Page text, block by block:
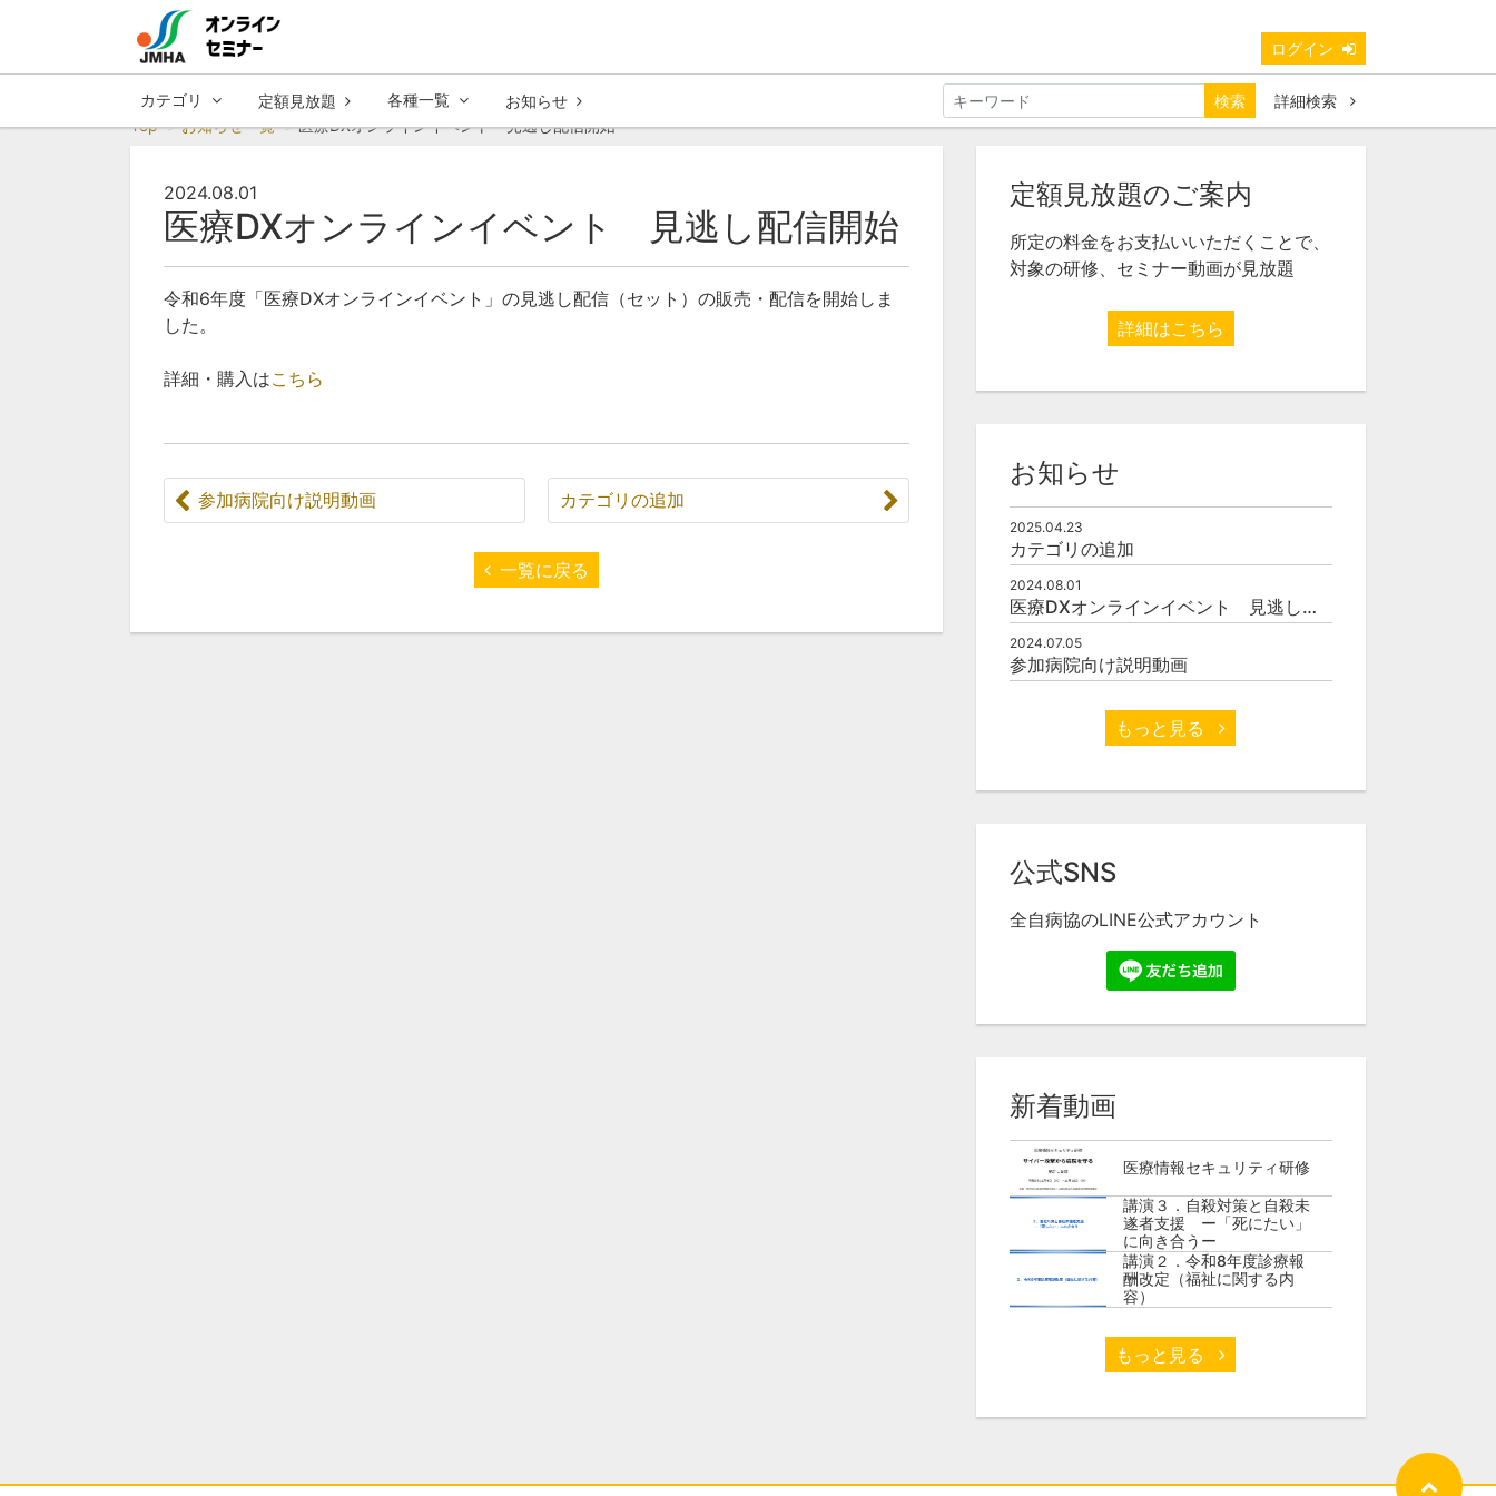
ログイン
カテゴリ 定額見放題 各種一覧 お知らせ 検索
詳細検索
Top
お知らせ一覧 医療DXオンラインイベント 見逃し配信開始
2024.08.01
医療DXオンラインイベント 見逃し配信開始
令和6年度「医療DXオンラインイベント」の見逃し配信（セット）の販売・配信を開始しま
した。
詳細・購入はこちら
参加病院向け説明動画 カテゴリの追加
一覧に戻る
定額見放題のご案内
所定の料金をお支払いいただくことで、
対象の研修、セミナー動画が見放題
詳細はこちら
お知らせ
2025.04.23
カテゴリの追加
2024.08.01
医療DXオンラインイベント 見逃し配信開始
2024.07.05
参加病院向け説明動画
もっと見る
公式SNS
全自病協のLINE公式アカウント
新着動画
医療情報セキュリティ研修
講演３．自殺対策と自殺未
遂者支援 ー「死にたい」
に向き合うー
講演２．令和8年度診療報
酬改定（福祉に関する内
容）
もっと見る